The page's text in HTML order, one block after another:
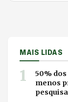
MAIS LIDAS
1
50%
menos
pesquisa